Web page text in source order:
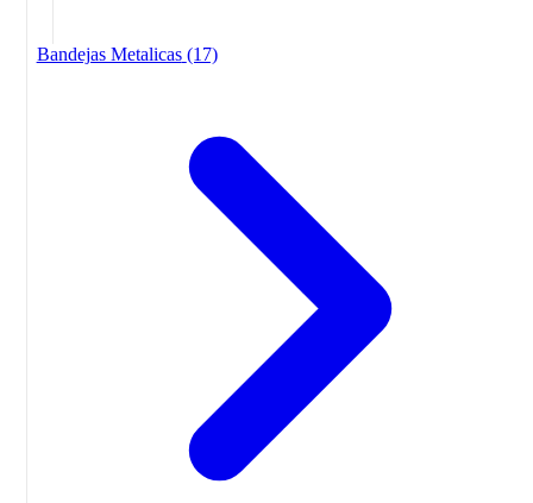
Bandejas Metalicas (17)